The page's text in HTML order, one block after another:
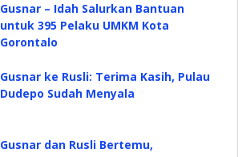
Gusnar – Idah Salurkan Bantuan
untuk 395 Pelaku UMKM Kota
Gorontalo
Gusnar ke Rusli: Terima Kasih, Pulau
Dudepo Sudah Menyala
Gusnar dan Rusli Bertemu,